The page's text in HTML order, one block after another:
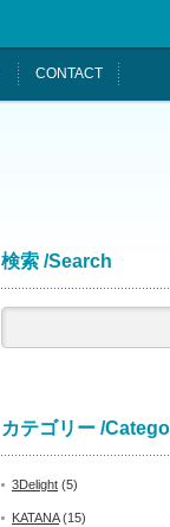
CONTACT
検索 /Search
カテゴリー /
3Delight (5)
KATANA(15)